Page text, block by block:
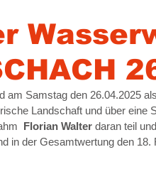
am Samstag den 26.04.2025
Landschaft und über eine
Florian Walter daran teil
in der Gesamtwertung den 18.